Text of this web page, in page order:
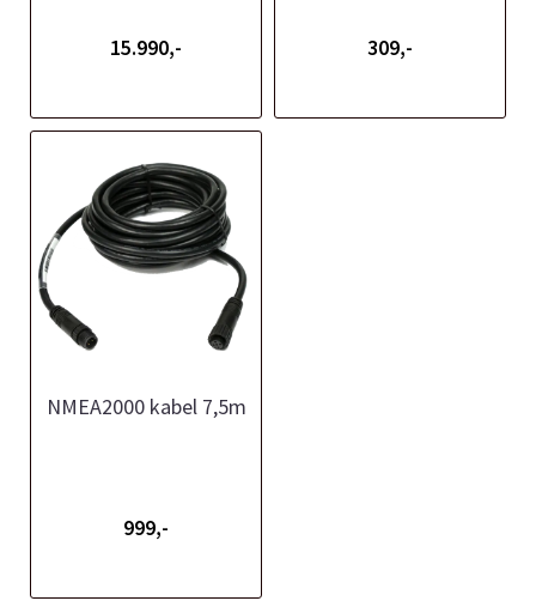
15.990,- 309,-
NMEA2000 kabel 7,5m
999,-